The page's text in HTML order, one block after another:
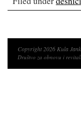
Copyright 2026 Kula
Društvo za obnovu i